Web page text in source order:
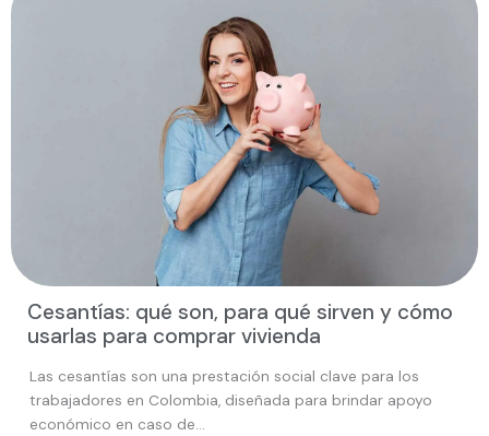
Cesantías: qué son, para qué sirven y cómo
usarlas para comprar vivienda
Las cesantías son una prestación social clave para los
trabajadores en Colombia, diseñada para brindar apoyo
económico en caso de…